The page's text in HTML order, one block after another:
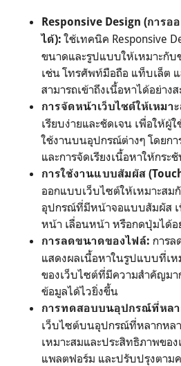
Responsive Design (การ
ได้): ใช้เทคนิค Responsive
ขนาดและรูปแบบให้เหมาะกั
เช่น โทรศัพท์มือถือ แท็บเล็ต
สามารถเข้าถึงเนื้อหาได้อย่า
การจัดหน้าเว็บไซต์ให้เหมา
เรียบง่ายและชัดเจน เพื่อให้ผู้
ใช้งานบนอุปกรณ์ต่างๆ โดยก
และการจัดเรียงเนื้อหาให้กระ
การใช้งานแบบสัมผัส
ออกแบบเว็บไซต์ให้เหมาะส
อุปกรณ์ที่มีหน้าจอแบบสัมผัส เ
หน้า เลื่อนหน้า หรือกดปุ่มได้อ
การลดขนาดของไฟล์: การล
แสดงผลเนื้อหาในรูปแบบที่เห
ของเว็บไซต์ที่มีความสำคัญมา
ข้อมูลได้ไวยิ่งขึ้น
การทดสอบบนอุปกรณ์ที่หล
เว็บไซต์บนอุปกรณ์ที่หลากหล
เหมาะสมและประสิทธิภาพขอ
แพลตฟอร์ม และปรับปรุงตาม